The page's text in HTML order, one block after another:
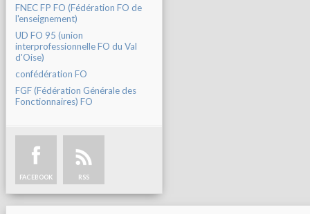
FNEC FP FO (Fédération FO de
l'enseignement)
UD FO 95 (union
interprofessionnelle FO du Val
d'Oise)
confédération FO
FGF (Fédération Générale des
Fonctionnaires) FO
FACEBOOK RSS